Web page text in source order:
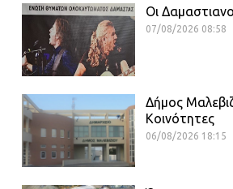
Οι
07/08/2026 08:58
Δήμος
Κοινότητες
06/08/2026 18:15